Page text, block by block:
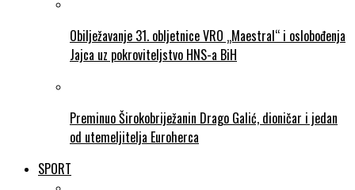
Obilježavanje 31. obljetnice VRO „Maestral“ i oslobođenja
Jajca uz pokroviteljstvo HNS-a BiH
Preminuo Širokobriježanin Drago Galić, dioničar i jedan
od utemeljitelja Euroherca
SPORT